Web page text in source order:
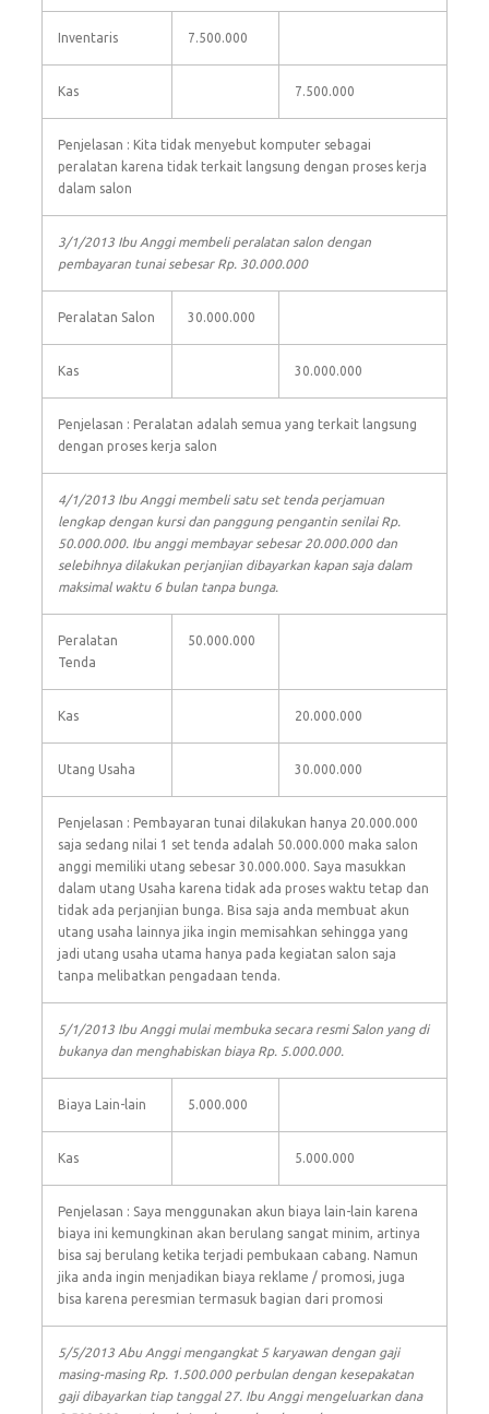
Inventaris 7.500.000
Kas 7.500.000
Penjelasan : Kita tidak menyebut komputer sebagai
peralatan karena tidak terkait langsung dengan proses kerja
dalam salon
3/1/2013 Ibu Anggi membeli peralatan salon dengan
pembayaran tunai sebesar Rp. 30.000.000
Peralatan Salon 30.000.000
Kas 30.000.000
Penjelasan : Peralatan adalah semua yang terkait langsung
dengan proses kerja salon
4/1/2013 Ibu Anggi membeli satu set tenda perjamuan
lengkap dengan kursi dan panggung pengantin senilai Rp.
50.000.000. Ibu anggi membayar sebesar 20.000.000 dan
selebihnya dilakukan perjanjian dibayarkan kapan saja dalam
maksimal waktu 6 bulan tanpa bunga.
Peralatan
Tenda
50.000.000
Kas 20.000.000
Utang Usaha 30.000.000
Penjelasan : Pembayaran tunai dilakukan hanya 20.000.000
saja sedang nilai 1 set tenda adalah 50.000.000 maka salon
anggi memiliki utang sebesar 30.000.000. Saya masukkan
dalam utang Usaha karena tidak ada proses waktu tetap dan
tidak ada perjanjian bunga. Bisa saja anda membuat akun
utang usaha lainnya jika ingin memisahkan sehingga yang
jadi utang usaha utama hanya pada kegiatan salon saja
tanpa melibatkan pengadaan tenda.
5/1/2013 Ibu Anggi mulai membuka secara resmi Salon yang di
bukanya dan menghabiskan biaya Rp. 5.000.000.
Biaya Lain-lain 5.000.000
Kas 5.000.000
Penjelasan : Saya menggunakan akun biaya lain-lain karena
biaya ini kemungkinan akan berulang sangat minim, artinya
bisa saj berulang ketika terjadi pembukaan cabang. Namun
jika anda ingin menjadikan biaya reklame / promosi, juga
bisa karena peresmian termasuk bagian dari promosi
5/5/2013 Abu Anggi mengangkat 5 karyawan dengan gaji
masing-masing Rp. 1.500.000 perbulan dengan kesepakatan
gaji dibayarkan tiap tanggal 27. Ibu Anggi mengeluarkan dana